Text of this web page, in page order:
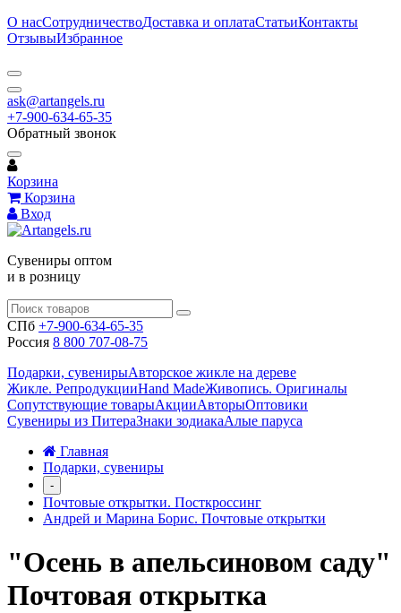
О насСотрудничествоДоставка и оплатаСтатьиКонтакты
ОтзывыИзбранное
ask@artangels.ru
+7-900-634-65-35
Обратный звонок
Корзина
Корзина
Вход
Сувениры оптом
и в розницу
СПб +7-900-634-65-35
Россия 8 800 707-08-75
Подарки, сувенирыАвторское жикле на дереве
Жикле. РепродукцииHand MadeЖивопись. Оригиналы
Сопутствующие товарыАкцииАвторыОптовики
Сувениры из ПитераЗнаки зодиакаАлые паруса
Главная
Подарки, сувениры
-
Почтовые открытки. Посткроссинг
Андрей и Марина Борис. Почтовые открытки
"Осень в апельсиновом саду"
Почтовая открытка